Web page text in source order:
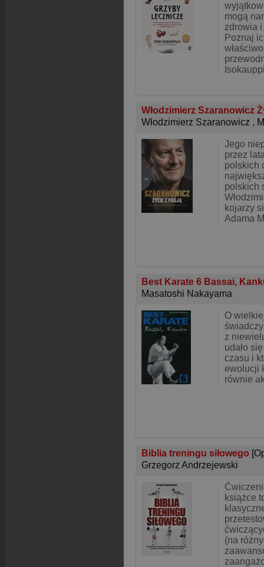
mogą
zdrowia i
Poznaj
Włodzimierz Szaranowicz
Włodzimierz Szaranowicz ,
Jego
przez
polskich
polskich
kojarzy
Adama
Best Karate 6 Bassai,
Masatoshi Nakayama
O
z
udało
czasu i
ewolucji
równie
Biblia treningu siłowego
Grzegorz Andrzejewski
książce
(na